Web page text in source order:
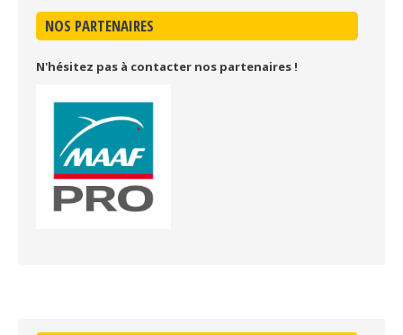
NOS PARTENAIRES
N'hésitez pas à contacter nos partenaires !